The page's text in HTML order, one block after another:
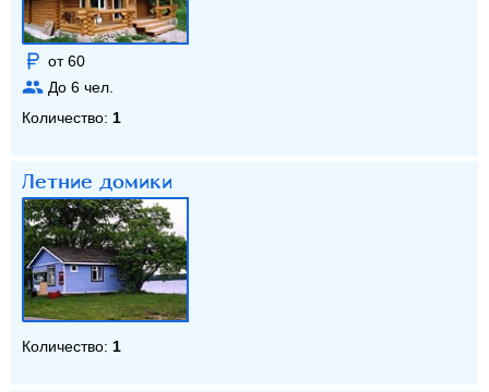
от 60
До 6 чел.
Количество: 1
Летние домики
Количество: 1